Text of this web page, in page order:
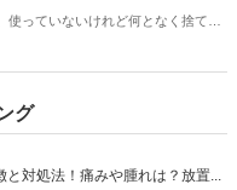
けましょう。
っていないけれど何となく捨てに
、本記事を読めばうしろめたい気分
よ。
グ
と対処法！痛みや腫れは？放置...